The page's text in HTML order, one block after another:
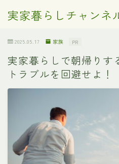
実家暮らしチャンネ
2025.05.17 家族 PR
実家暮らしで朝帰りす
トラブルを回避せよ！